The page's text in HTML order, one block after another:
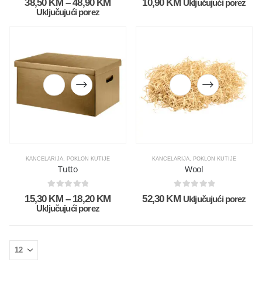
38,50 KM – 48,90 KM
Uključujući porez
10,90 KM Uključujući porez
KANCELARIJA, POKLON KUTIJE
Tutto
0 out of 5
15,30 KM – 18,20 KM
Uključujući porez
KANCELARIJA, POKLON KUTIJE
Wool
0 out of 5
52,30 KM Uključujući porez